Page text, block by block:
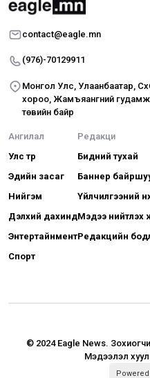
contact@eagle.mn
(976)-70129911
Монгол Улс, Улаанбаатар,
хороо, Жамъяангүний
төвийн байр
Ангилал
Улс төр
Эдийн засаг
Нийгэм
Дэлхий дахинд
Энтертайнмент
Спорт
Редакци
Бидний тухай
Баннер
Үйлчилгээний
Мэдээ нийтлэх
Редакцийн
© 2024 Eagle News.
Мэдээлэл